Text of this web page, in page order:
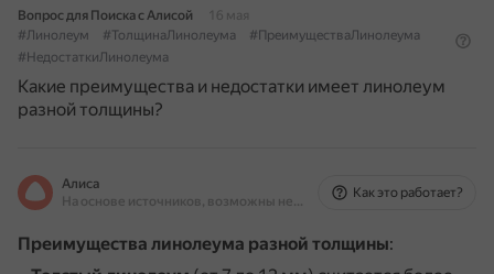
Вопрос для Поиска с Алисой
16 мая
#Линолеум
#ТолщинаЛинолеума
#ПреимуществаЛинолеума
#НедостаткиЛинолеума
Какие преимущества и недостатки имеет линолеум
разной толщины?
Алиса
На основе источников, возможны неточности
Как это работает?
Преимущества линолеума разной толщины: